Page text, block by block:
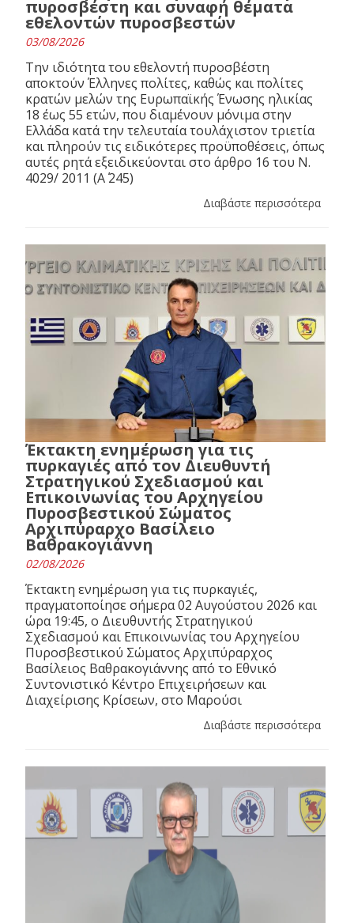
πυροσβέστη και συναφή θέματα
εθελοντών πυροσβεστών
03/08/2026
Την ιδιότητα του εθελοντή πυροσβέστη
αποκτούν Έλληνες πολίτες, καθώς και πολίτες
κρατών μελών της Ευρωπαϊκής Ένωσης ηλικίας
18 έως 55 ετών, που διαμένουν μόνιμα στην
Ελλάδα κατά την τελευταία τουλάχιστον τριετία
και πληρούν τις ειδικότερες προϋποθέσεις, όπως
αυτές ρητά εξειδικεύονται στο άρθρο 16 του N.
4029/ 2011 (Α΄ 245)
Διαβάστε περισσότερα
Έκτακτη ενημέρωση για τις
πυρκαγιές από τον Διευθυντή
Στρατηγικού Σχεδιασμού και
Επικοινωνίας του Αρχηγείου
Πυροσβεστικού Σώματος
Αρχιπύραρχο Βασίλειο
Βαθρακογιάννη
02/08/2026
Έκτακτη ενημέρωση για τις πυρκαγιές,
πραγματοποίησε σήμερα 02 Αυγούστου 2026 και
ώρα 19:45, ο Διευθυντής Στρατηγικού
Σχεδιασμού και Επικοινωνίας του Αρχηγείου
Πυροσβεστικού Σώματος Αρχιπύραρχος
Βασίλειος Βαθρακογιάννης από το Εθνικό
Συντονιστικό Κέντρο Επιχειρήσεων και
Διαχείρισης Κρίσεων, στο Μαρούσι
Διαβάστε περισσότερα